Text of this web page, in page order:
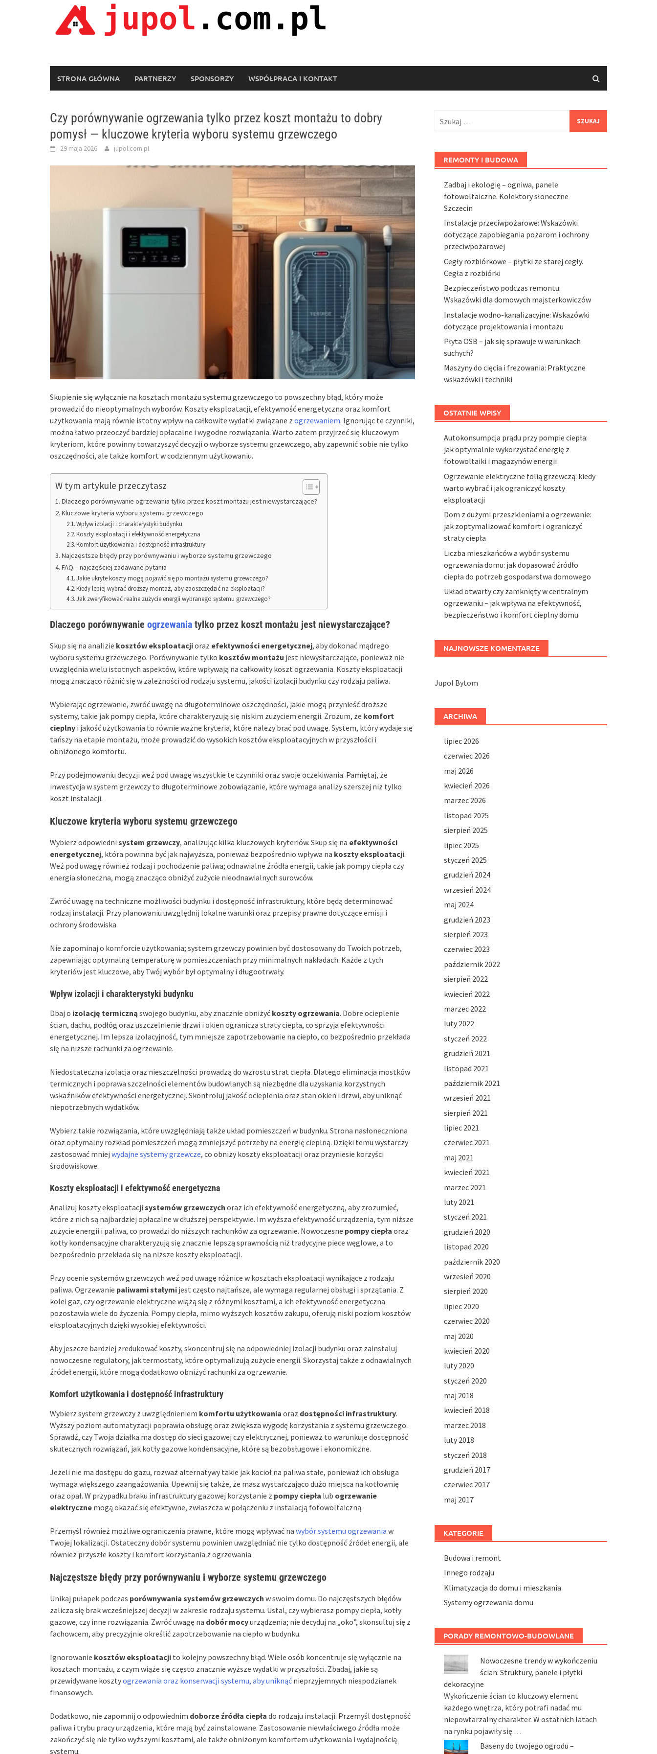
STRONA GŁÓWNA PARTNERZY SPONSORZY WSPÓŁPRACA I KONTAKT
Czy porównywanie ogrzewania tylko przez koszt montażu to dobry
pomysł — kluczowe kryteria wyboru systemu grzewczego
29 maja 2026 jupol.com.pl
Skupienie się wyłącznie na kosztach montażu systemu grzewczego to powszechny błąd, który może
prowadzić do nieoptymalnych wyborów. Koszty eksploatacji, efektywność energetyczna oraz komfort
użytkowania mają równie istotny wpływ na całkowite wydatki związane z ogrzewaniem. Ignorując te czynniki,
można łatwo przeoczyć bardziej opłacalne i wygodne rozwiązania. Warto zatem przyjrzeć się kluczowym
kryteriom, które powinny towarzyszyć decyzji o wyborze systemu grzewczego, aby zapewnić sobie nie tylko
oszczędności, ale także komfort w codziennym użytkowaniu.
W tym artykule przeczytasz
Dlaczego porównywanie ogrzewania tylko przez koszt montażu jest niewystarczające?
Kluczowe kryteria wyboru systemu grzewczego
Wpływ izolacji i charakterystyki budynku
Koszty eksploatacji i efektywność energetyczna
Komfort użytkowania i dostępność infrastruktury
Najczęstsze błędy przy porównywaniu i wyborze systemu grzewczego
FAQ – najczęściej zadawane pytania
Jakie ukryte koszty mogą pojawić się po montażu systemu grzewczego?
Kiedy lepiej wybrać droższy montaż, aby zaoszczędzić na eksploatacji?
Jak zweryfikować realne zużycie energii wybranego systemu grzewczego?
Dlaczego porównywanie ogrzewania tylko przez koszt montażu jest niewystarczające?
Skup się na analizie kosztów eksploatacjioraz efektywności energetycznej, aby dokonać mądrego
wyboru systemu grzewczego. Porównywanie tylko kosztów montażu jest niewystarczające, ponieważ nie
uwzględnia wielu istotnych aspektów, które wpływają na całkowity koszt ogrzewania. Koszty eksploatacji
mogą znacząco różnić się w zależności od rodzaju systemu, jakości izolacji budynku czy rodzaju paliwa.
Wybierając ogrzewanie, zwróć uwagę na długoterminowe oszczędności, jakie mogą przynieść droższe
systemy, takie jak pompy ciepła, które charakteryzują się niskim zużyciem energii. Zrozum, że komfort
cieplny i jakość użytkowania to równie ważne kryteria, które należy brać pod uwagę. System, który wydaje się
tańszy na etapie montażu, może prowadzić do wysokich kosztów eksploatacyjnych w przyszłości i
obniżonego komfortu.
Przy podejmowaniu decyzji weź pod uwagę wszystkie te czynniki oraz swoje oczekiwania. Pamiętaj, że
inwestycja w system grzewczy to długoterminowe zobowiązanie, które wymaga analizy szerszej niż tylko
koszt instalacji.
Kluczowe kryteria wyboru systemu grzewczego
Wybierz odpowiedni system grzewczy, analizując kilka kluczowych kryteriów. Skup się na efektywności
energetycznej, która powinna być jak najwyższa, ponieważ bezpośrednio wpływa na koszty eksploatacji.
Weź pod uwagę również rodzaj i pochodzenie paliwa; odnawialne źródła energii, takie jak pompy ciepła czy
energia słoneczna, mogą znacząco obniżyć zużycie nieodnawialnych surowców.
Zwróć uwagę na techniczne możliwości budynku i dostępność infrastruktury, które będą determinować
rodzaj instalacji. Przy planowaniu uwzględnij lokalne warunki oraz przepisy prawne dotyczące emisji i
ochrony środowiska.
Nie zapominaj o komforcie użytkowania; system grzewczy powinien być dostosowany do Twoich potrzeb,
zapewniając optymalną temperaturę w pomieszczeniach przy minimalnych nakładach. Każde z tych
kryteriów jest kluczowe, aby Twój wybór był optymalny i długootrwały.
Wpływ izolacji i charakterystyki budynku
Dbaj o izolację termiczną swojego budynku, aby znacznie obniżyć koszty ogrzewania. Dobre ocieplenie
ścian, dachu, podłóg oraz uszczelnienie drzwi i okien ogranicza straty ciepła, co sprzyja efektywności
energetycznej. Im lepsza izolacyjność, tym mniejsze zapotrzebowanie na ciepło, co bezpośrednio przekłada
się na niższe rachunki za ogrzewanie.
Niedostateczna izolacja oraz nieszczelności prowadzą do wzrostu strat ciepła. Dlatego eliminacja mostków
termicznych i poprawa szczelności elementów budowlanych są niezbędne dla uzyskania korzystnych
wskaźników efektywności energetycznej. Skontroluj jakość ocieplenia oraz stan okien i drzwi, aby uniknąć
niepotrzebnych wydatków.
Wybierz takie rozwiązania, które uwzględniają także układ pomieszczeń w budynku. Strona nasłoneczniona
oraz optymalny rozkład pomieszczeń mogą zmniejszyć potrzeby na energię cieplną. Dzięki temu wystarczy
zastosować mniej wydajne systemy grzewcze, co obniży koszty eksploatacji oraz przyniesie korzyści
środowiskowe.
Koszty eksploatacji i efektywność energetyczna
Analizuj koszty eksploatacji systemów grzewczych oraz ich efektywność energetyczną, aby zrozumieć,
które z nich są najbardziej opłacalne w dłuższej perspektywie. Im wyższa efektywność urządzenia, tym niższe
zużycie energii i paliwa, co prowadzi do niższych rachunków za ogrzewanie. Nowoczesne pompy ciepła oraz
kotły kondensacyjne charakteryzują się znacznie lepszą sprawnością niż tradycyjne piece węglowe, a to
bezpośrednio przekłada się na niższe koszty eksploatacji.
Przy ocenie systemów grzewczych weź pod uwagę różnice w kosztach eksploatacji wynikające z rodzaju
paliwa. Ogrzewanie paliwami stałymi jest często najtańsze, ale wymaga regularnej obsługi i sprzątania. Z
kolei gaz, czy ogrzewanie elektryczne wiążą się z różnymi kosztami, a ich efektywność energetyczna
pozostawia wiele do życzenia. Pompy ciepła, mimo wyższych kosztów zakupu, oferują niski poziom kosztów
eksploatacyjnych dzięki wysokiej efektywności.
Aby jeszcze bardziej zredukować koszty, skoncentruj się na odpowiedniej izolacji budynku oraz zainstaluj
nowoczesne regulatory, jak termostaty, które optymalizują zużycie energii. Skorzystaj także z odnawialnych
źródeł energii, które mogą dodatkowo obniżyć rachunki za ogrzewanie.
Komfort użytkowania i dostępność infrastruktury
Wybierz system grzewczy z uwzględnieniem komfortu użytkowania oraz dostępności infrastruktury.
Wyższy poziom automatyzacji poprawia obsługę oraz zwiększa wygodę korzystania z systemu grzewczego.
Sprawdź, czy Twoja działka ma dostęp do sieci gazowej czy elektrycznej, ponieważ to warunkuje dostępność
skutecznych rozwiązań, jak kotły gazowe kondensacyjne, które są bezobsługowe i ekonomiczne.
Jeżeli nie ma dostępu do gazu, rozważ alternatywy takie jak kocioł na paliwa stałe, ponieważ ich obsługa
wymaga większego zaangażowania. Upewnij się także, że masz wystarczająco dużo miejsca na kotłownię
oraz opał. W przypadku braku infrastruktury gazowej korzystanie z pompy ciepła lub ogrzewanie
elektryczne mogą okazać się efektywne, zwłaszcza w połączeniu z instalacją fotowoltaiczną.
Przemyśl również możliwe ograniczenia prawne, które mogą wpływać na wybór systemu ogrzewania w
Twojej lokalizacji. Ostateczny dobór systemu powinien uwzględniać nie tylko dostępność źródeł energii, ale
również przyszłe koszty i komfort korzystania z ogrzewania.
Najczęstsze błędy przy porównywaniu i wyborze systemu grzewczego
Unikaj pułapek podczas porównywania systemów grzewczych w swoim domu. Do najczęstszych błędów
zalicza się brak wcześniejszej decyzji w zakresie rodzaju systemu. Ustal, czy wybierasz pompy ciepła, kotły
gazowe, czy inne rozwiązania. Zwróć uwagę na dobór mocyurządzenia; nie decyduj na „oko”, skonsultuj się z
fachowcem, aby precyzyjnie określić zapotrzebowanie na ciepło w budynku.
Ignorowanie kosztów eksploatacji to kolejny powszechny błąd. Wiele osób koncentruje się wyłącznie na
kosztach montażu, z czym wiąże się często znacznie wyższe wydatki w przyszłości. Zbadaj, jakie są
przewidywane kosztyogrzewania oraz konserwacji systemu, aby uniknąć nieprzyjemnych niespodzianek
finansowych.
Dodatkowo, nie zapomnij o odpowiednim doborze źródła ciepła do rodzaju instalacji. Przemyśl dostępność
paliwa i trybu pracy urządzenia, które mają być zainstalowane. Zastosowanie niewłaściwego źródła może
zakończyć się nie tylko wyższymi kosztami, ale także obniżonym komfortem użytkowania i wydajnością
systemu.
REMONTY I BUDOWA
Zadbaj i ekologię – ogniwa, panele
fotowoltaiczne. Kolektory słoneczne
Szczecin
Instalacje przeciwpożarowe: Wskazówki
dotyczące zapobiegania pożarom i ochrony
przeciwpożarowej
Cegły rozbiórkowe – płytki ze starej cegły.
Cegła z rozbiórki
Bezpieczeństwo podczas remontu:
Wskazówki dla domowych majsterkowiczów
Instalacje wodno-kanalizacyjne: Wskazówki
dotyczące projektowania i montażu
Płyta OSB – jak się sprawuje w warunkach
suchych?
Maszyny do cięcia i frezowania: Praktyczne
wskazówki i techniki
OSTATNIE WPISY
Autokonsumpcja prądu przy pompie ciepła:
jak optymalnie wykorzystać energię z
fotowoltaiki i magazynów energii
Ogrzewanie elektryczne folią grzewczą: kiedy
warto wybrać i jak ograniczyć koszty
eksploatacji
Dom z dużymi przeszkleniami a ogrzewanie:
jak zoptymalizować komfort i ograniczyć
straty ciepła
Liczba mieszkańców a wybór systemu
ogrzewania domu: jak dopasować źródło
ciepła do potrzeb gospodarstwa domowego
Układ otwarty czy zamknięty w centralnym
ogrzewaniu – jak wpływa na efektywność,
bezpieczeństwo i komfort cieplny domu
NAJNOWSZE KOMENTARZE
Jupol Bytom
ARCHIWA
lipiec 2026
czerwiec 2026
maj 2026
kwiecień 2026
marzec 2026
listopad 2025
sierpień 2025
lipiec 2025
styczeń 2025
grudzień 2024
wrzesień 2024
maj 2024
grudzień 2023
sierpień 2023
czerwiec 2023
październik 2022
sierpień 2022
kwiecień 2022
marzec 2022
luty 2022
styczeń 2022
grudzień 2021
listopad 2021
październik 2021
wrzesień 2021
sierpień 2021
lipiec 2021
czerwiec 2021
maj 2021
kwiecień 2021
marzec 2021
luty 2021
styczeń 2021
grudzień 2020
listopad 2020
październik 2020
wrzesień 2020
sierpień 2020
lipiec 2020
czerwiec 2020
maj 2020
kwiecień 2020
luty 2020
styczeń 2020
maj 2018
kwiecień 2018
marzec 2018
luty 2018
styczeń 2018
grudzień 2017
czerwiec 2017
maj 2017
KATEGORIE
Budowa i remont
Innego rodzaju
Klimatyzacja do domu i mieszkania
Systemy ogrzewania domu
PORADY REMONTOWO-BUDOWLANE
Nowoczesne trendy w wykończeniu
ścian: Struktury, panele i płytki
dekoracyjne
Wykończenie ścian to kluczowy element
każdego wnętrza, który potrafi nadać mu
niepowtarzalny charakter. W ostatnich latach
na rynku pojawiły się …
Baseny do twojego ogrodu –